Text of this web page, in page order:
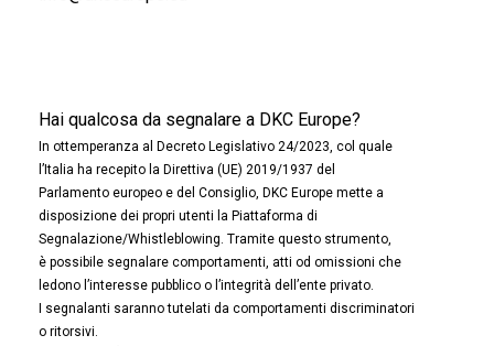
Hai qualcosa da segnalare a DKC Europe?
In ottemperanza al Decreto Legislativo 24/2023, col quale
l’Italia ha recepito la Direttiva (UE) 2019/1937 del
Parlamento europeo e del Consiglio, DKC Europe mette a
disposizione dei propri utenti la Piattaforma di
Segnalazione/Whistleblowing. Tramite questo strumento,
è possibile segnalare comportamenti, atti od omissioni che
ledono l’interesse pubblico o l’integrità dell’ente privato.
I segnalanti saranno tutelati da comportamenti discriminatori
o ritorsivi.